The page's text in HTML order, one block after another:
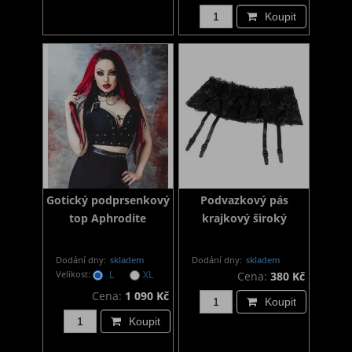
Koupit
Gotický podprsenkový
top Aphrodite
Dodání dny: skladem
Velikost:
L XL
Cena: 1 090 Kč
Koupit
Podvazkový pás
krajkový široký
Dodání dny: skladem
Cena: 380 Kč
Koupit